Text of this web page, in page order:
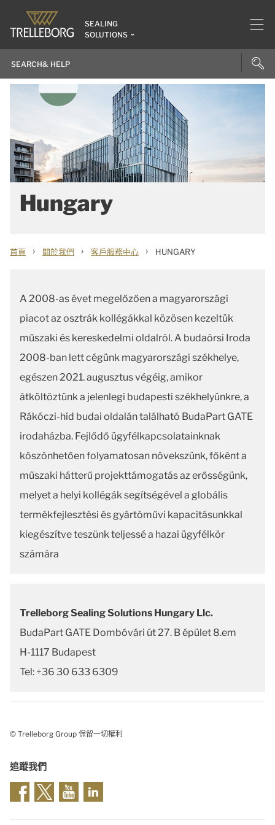
SEALING
SOLUTIONS
Hungary
首頁 › 關於我們 › 客戶服務中心 › HUNGARY
A 2008-as évet megelőzően a magyarországi
piacot az osztrák kollégákkal közösen kezeltük
műszaki és kereskedelmi oldalról. A budaörsi Iroda
2008-ban lett cégünk magyarországi székhelye,
egészen 2021. augusztus végéig, amikor
átköltöztünk a jelenlegi budapesti székhelyünkre, a
Rákóczi-híd budai oldalán található BudaPart GATE
irodaházba. Fejlődő ügyfélkapcsolatainknak
köszönhetően folyamatosan növekszünk, főként a
műszaki hátterű projekttámogatás az erősségünk,
melyet a helyi kollégák segítségével a globális
termékfejlesztési és gyártóművi kapacitásunkkal
kiegészítve teszünk teljessé a hazai ügyfélkör
számára
Trelleborg Sealing Solutions Hungary Llc.
BudaPart GATE Dombóvári út 27. B épület 8.em
H-1117 Budapest
Tel: +36 30 633 6309
© Trelleborg Group 保留一切權利
追蹤我們